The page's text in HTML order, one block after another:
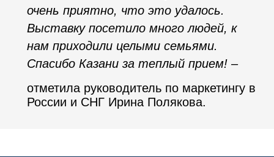
очень приятно, что это удалось.
Выставку посетило много людей, к
нам приходили целыми семьями.
Спасибо Казани за теплый прием! –
отметила руководитель по маркетингу в
России и СНГ Ирина Полякова.